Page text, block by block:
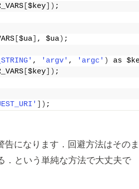
$key ]) ;
$ua , $ua) ;
, 'argv' , 'argc' ) as
$key ]) ;
]) ;
になります．回避方法はそのま
．という単純な方法で大丈夫で